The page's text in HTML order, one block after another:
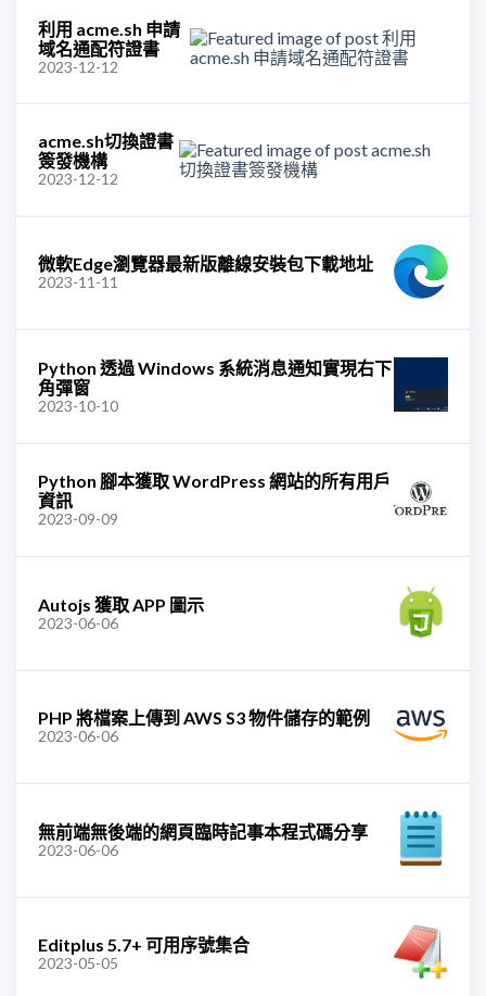
利用 acme.sh 申請
域名通配符證書
2023-12-12
acme.sh切換證書
簽發機構
2023-12-12
微軟Edge瀏覽器最新版離線安裝包下載地址
2023-11-11
Python 透過 Windows 系統消息通知實現右下
角彈窗
2023-10-10
Python 腳本獲取 WordPress 網站的所有用戶
資訊
2023-09-09
Autojs 獲取 APP 圖示
2023-06-06
PHP 將檔案上傳到 AWS S3 物件儲存的範例
2023-06-06
無前端無後端的網頁臨時記事本程式碼分享
2023-06-06
Editplus 5.7+ 可用序號集合
2023-05-05